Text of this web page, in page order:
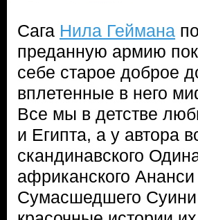
Сага Нила Геймана
преданную армию
себе старое доброе
вплетенные в него
Все мы в детстве
и Египта, а у автора
скандинавского
африканского
Сумасшедшего Суини